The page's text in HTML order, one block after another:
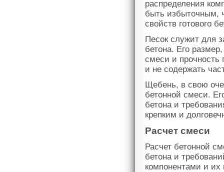
распределения
быть избыточным,
свойств готового
Песок служит для
бетона. Его
смеси и прочность
и не содержать
Щебень, в свою
бетонной смеси.
бетона и
крепким и
Расчет смеси
Расчет бетонной
бетона и
компонентами и их